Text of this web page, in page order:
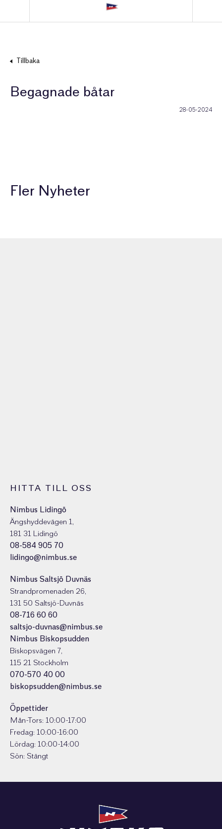
Tillbaka
Begagnade båtar
28-05-2024
Fler Nyheter
HITTA TILL OSS
Nimbus Lidingö
Ängshyddevägen 1,
181 31 Lidingö
08-584 905 70
lidingo@nimbus.se
Nimbus Saltsjö Duvnäs
Strandpromenaden 26,
131 50 Saltsjö-Duvnäs
08-716 60 60
saltsjo-duvnas@nimbus.se
Nimbus Biskopsudden
Biskopsvägen 7,
115 21 Stockholm
070-570 40 00
biskopsudden@nimbus.se
Öppettider
Mån-Tors: 10:00-17:00
Fredag: 10:00-16:00
Lördag: 10:00-14:00
Sön: Stängt